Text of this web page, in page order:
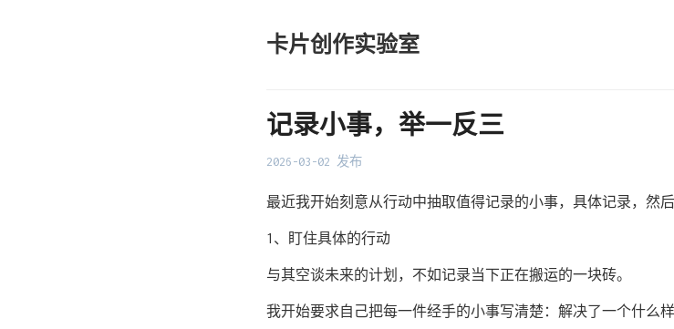
卡片创作实验室
记录小事，举一反三
2026-03-02 发布
最近我开始刻意从行动中抽取值得记录的小事，具体记录，然后
1、盯住具体的行动
与其空谈未来的计划，不如记录当下正在搬运的一块砖。
我开始要求自己把每一件经手的小事写清楚：解决了一个什么